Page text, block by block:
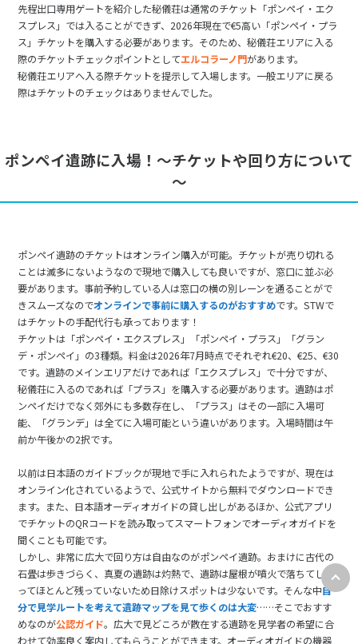
先程出口専用ゲートを紹介した秘儀荘は通常のチケット「ポンペイ・エク
スプレス」では入ることができず、2026年現在で€5高い「ポンペイ・プラ
ス」チケットを購入する必要があります。そのため、秘儀荘エリアに入る
際のチケットチェックポイントとしてエルコラーノ門があります。
秘儀荘エリアへ入る際チケットを提示して入場します。一般エリアに戻る
際はチケットのチェックはありませんでした。
ポンペイ遺跡に入場！～チケットや回り方について
～
ポンペイ遺跡のチケットはオンライン購入が可能。チケットが売り切れる
ことは滅多にないようなので現地で購入しても良いですが、窓口に並ぶ必
要があります。事前予約している人は窓口の横の別レーンを通ることがで
きスムーズなのでオンラインで事前に購入するのがおすすめです。STWで
はチケットの手配代行も承っております！
チケットは「ポンペイ・エクスプレス」「ポンペイ・プラス」「グラン
デ・ポンペイ」の3種類。料金は2026年7月時点でそれぞれ€20、€25、€30
です。遺跡のメインエリアだけであれば「エクスプレス」で十分ですが、
秘儀荘に入るのであれば「プラス」を購入する必要があります。遺跡はポ
ンペイだけでなく郊外にも多数存在し、「プラス」はその一部に入場可
能、「グランデ」は全てに入場可能という違いがあります。入場時間は午
前か午後かの2択です。
以前は日本語のガイドブックが現地で手に入れられたようですが、現在は
オンライン化されているようで、公式サイトから無料でダウンロードでき
ます。また、日本語オーディオガイドの貸し出しがあるほか、公式アプリ
でチケットのQRコードを読み取ってスマートフォンでオーディオガイドを
聞くことも可能です。
しかし、非常に広大で回り方は自由なのがポンペイ遺跡。おまけに古代の
石畳は歩きづらく、真夏の遺跡は灼熱で、遺跡は屋根が噴火で落ちてしま
ってほとんど残っていないため日除けスポットは少ないです。そんな中自
分で見学ルートを考えて遺跡マップを見て歩くのは大変……そこでおすす
めなのが公認ガイド。広大で見どころが散在する遺跡を見学者の希望に合
わせて効率良く案内してもらうことができます。オーディオガイドの機器